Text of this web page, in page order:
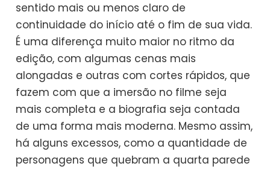
sentido mais ou menos claro de
continuidade do início até o fim de sua vida.
É uma diferença muito maior no ritmo da
edição, com algumas cenas mais
alongadas e outras com cortes rápidos, que
fazem com que a imersão no filme seja
mais completa e a biografia seja contada
de uma forma mais moderna. Mesmo assim,
há alguns excessos, como a quantidade de
personagens que quebram a quarta parede